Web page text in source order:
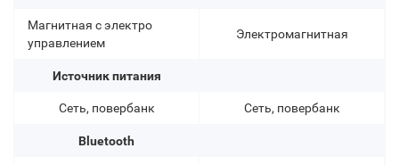
Магнитная с электро
управлением
Источник питания
Сеть, повербанк
Bluetooth
Электромагнитная
Сеть, повербанк